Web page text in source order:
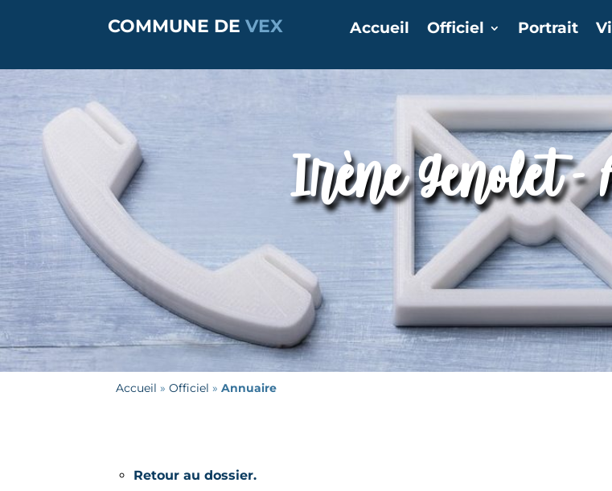
COMMUNE DEVEX Accueil Officiel Portrait
Irène Genolet
Accueil » Officiel » Annuaire
Retour au dossier.